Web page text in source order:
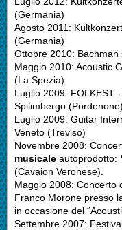
(Germania)
Agosto 2011:
(Germania)
Ottobre 2010:
Maggio 2010: Acoustic
(La Spezia)
Luglio 2009: FOLKEST
Spilimbergo (Pordenone)
Luglio 2009: Guitar
Veneto (Treviso)
Novembre 2008:
musicale autoprodotto:
(Cavaion Veronese).
Maggio 2008: Concerto
Franco Morone presso
in occasione del
Settembre 2007: